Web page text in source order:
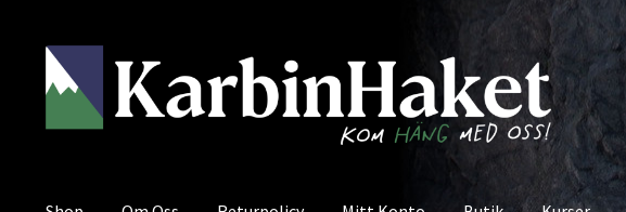
Hoppa
till
navigering
Hoppa
till
innehåll